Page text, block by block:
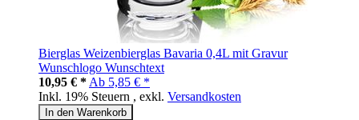
Bierglas Weizenbierglas Bavaria 0,4L mit Gravur
Wunschlogo Wunschtext
10,95 € * Ab 5,85 € *
Inkl. 19% Steuern , exkl. Versandkosten
In den Warenkorb